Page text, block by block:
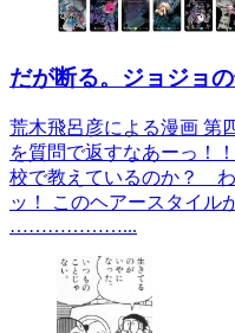
だが断る。ジョジョ
荒木飛呂彦による漫画 第
を質問で返すなあーっ！
校で教えているのか？ わ
ッ！ このヘアースタイル
………………...